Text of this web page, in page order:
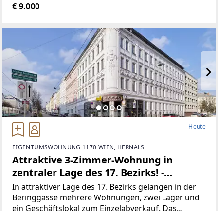
Hebebühnenparkplätzen in einem gepflegten
€ 9.000
Heute
EIGENTUMSWOHNUNG 1170 WIEN, HERNALS
Attraktive 3-Zimmer-Wohnung in
zentraler Lage des 17. Bezirks! -
unbefristet vermietet
In attraktiver Lage des 17. Bezirks gelangen in der
Beringgasse mehrere Wohnungen, zwei Lager und
ein Geschäftslokal zum Einzelabverkauf. Das